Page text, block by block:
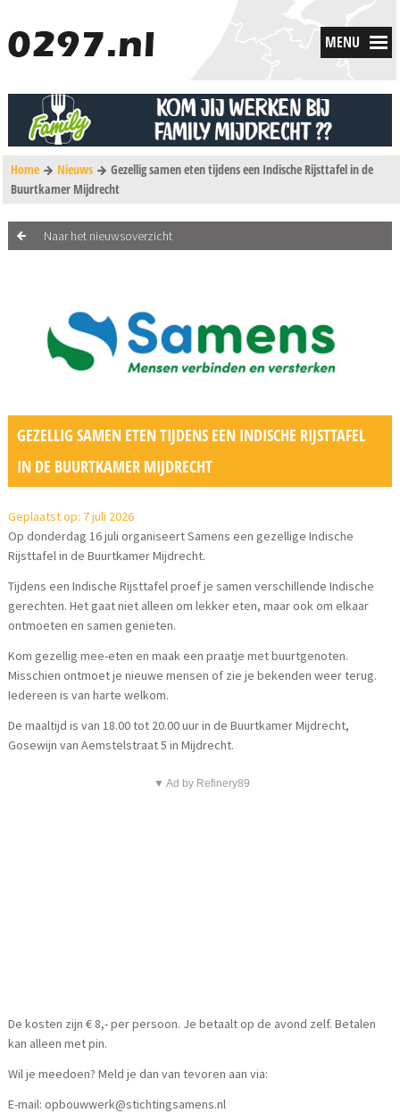
MENU
Home Nieuws
Gezellig samen eten tijdens een Indische Rijsttafel in de
Buurtkamer Mijdrecht
Naar het nieuwsoverzicht
GEZELLIG SAMEN ETEN TIJDENS EEN INDISCHE RIJSTTAFEL
IN DE BUURTKAMER MIJDRECHT
Geplaatst op: 7 juli 2026
Op donderdag 16 juli organiseert Samens een gezellige Indische
Rijsttafel in de Buurtkamer Mijdrecht.
Tijdens een Indische Rijsttafel proef je samen verschillende Indische
gerechten. Het gaat niet alleen om lekker eten, maar ook om elkaar
ontmoeten en samen genieten.
Kom gezellig mee-eten en maak een praatje met buurtgenoten.
Misschien ontmoet je nieuwe mensen of zie je bekenden weer terug.
Iedereen is van harte welkom.
De maaltijd is van 18.00 tot 20.00 uur in de Buurtkamer Mijdrecht,
Gosewijn van Aemstelstraat 5 in Mijdrecht.
▼ Ad by Refinery89
De kosten zijn € 8,- per persoon. Je betaalt op de avond zelf. Betalen
kan alleen met pin.
Wil je meedoen? Meld je dan van tevoren aan via:
E-mail: opbouwwerk@stichtingsamens.nl